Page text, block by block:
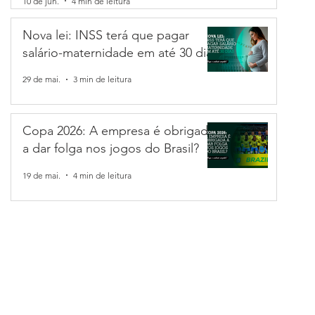
entenda o que é e como ela afeta no bolso e
14% ao ano e isso mexe com o caixa da sua empresa. Entenda
como a taxa afeta crédito, investimentos e até seus
pode te ajudar a planejar os próximos passos.
de leitura
Nova lei: INSS terá que pagar
salário-maternidade em até 30 dias
29 de mai. 3 min de leitura
Copa 2026: A empresa é obrigada
a dar folga nos jogos do Brasil?
19 de mai. 4 min de leitura